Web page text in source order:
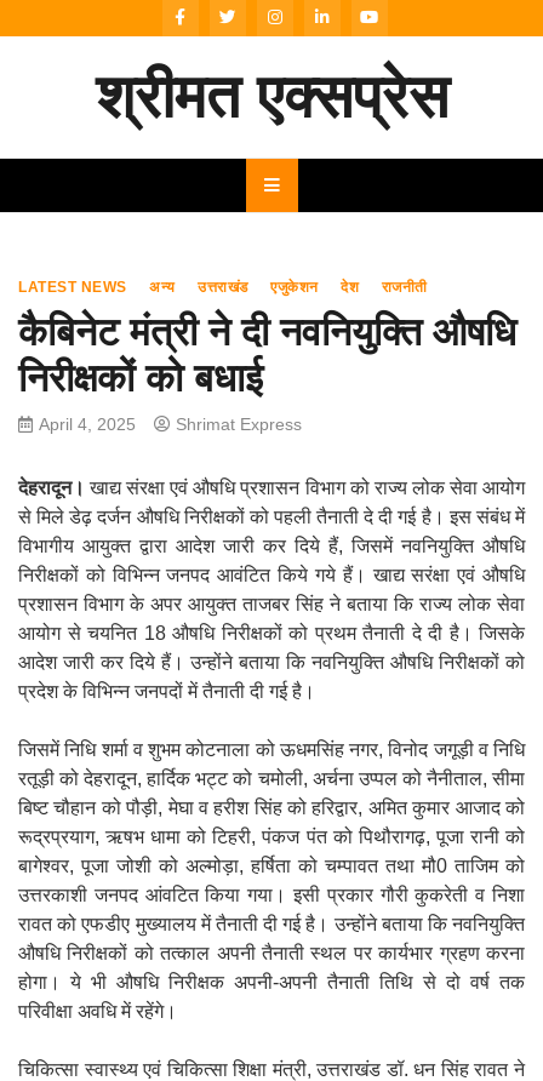
to
श्रीमत एक्सप्रेस
LATEST NEWS अन्य उत्तराखंड एजुकेशन देश राजनीती
कैबिनेट मंत्री ने दी नवनियुक्ति औषधि
निरीक्षकों को बधाई
April 4, 2025 Shrimat Express
देहरादून। खाद्य संरक्षा एवं औषधि प्रशासन विभाग को राज्य लोक सेवा आयोग
से मिले डेढ़ दर्जन औषधि निरीक्षकों को पहली तैनाती दे दी गई है। इस संबंध में
विभागीय आयुक्त द्वारा आदेश जारी कर दिये हैं, जिसमें नवनियुक्ति औषधि
निरीक्षकों को विभिन्न जनपद आवंटित किये गये हैं। खाद्य सरंक्षा एवं औषधि
प्रशासन विभाग के अपर आयुक्त ताजबर सिंह ने बताया कि राज्य लोक सेवा
आयोग से चयनित 18 औषधि निरीक्षकों को प्रथम तैनाती दे दी है। जिसके
आदेश जारी कर दिये हैं। उन्होंने बताया कि नवनियुक्ति औषधि निरीक्षकों को
प्रदेश के विभिन्न जनपदों में तैनाती दी गई है।
जिसमें निधि शर्मा व शुभम कोटनाला को ऊधमसिंह नगर, विनोद जगूड़ी व निधि
रतूड़ी को देहरादून, हार्दिक भट्ट को चमोली, अर्चना उप्पल को नैनीताल, सीमा
बिष्ट चौहान को पौड़ी, मेघा व हरीश सिंह को हरिद्वार, अमित कुमार आजाद को
रूद्रप्रयाग, ऋषभ धामा को टिहरी, पंकज पंत को पिथौरागढ़, पूजा रानी को
बागेश्वर, पूजा जोशी को अल्मोड़ा, हर्षिता को चम्पावत तथा मौ0 ताजिम को
उत्तरकाशी जनपद आंवटित किया गया। इसी प्रकार गौरी कुकरेती व निशा
रावत को एफडीए मुख्यालय में तैनाती दी गई है। उन्होंने बताया कि नवनियुक्ति
औषधि निरीक्षकों को तत्काल अपनी तैनाती स्थल पर कार्यभार ग्रहण करना
होगा। ये भी औषधि निरीक्षक अपनी-अपनी तैनाती तिथि से दो वर्ष तक
परिवीक्षा अवधि में रहेंगे।
चिकित्सा स्वास्थ्य एवं चिकित्सा शिक्षा मंत्री, उत्तराखंड डॉ. धन सिंह रावत ने